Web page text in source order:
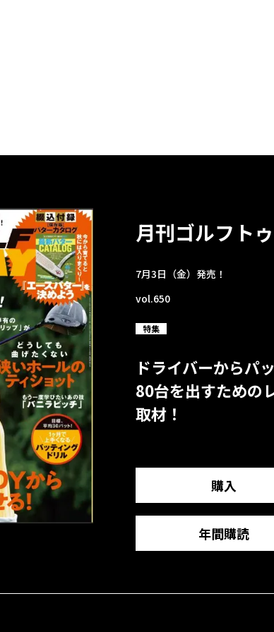
月刊ゴルフト
7月3日（金）発売！
vol.650
特集
ドライバーからパ
80台を出すための
取材！
購入
年間購読